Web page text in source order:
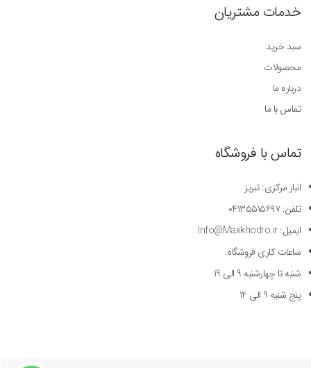
خدمات مشتریان
سبد خرید
محصولات
درباره ما
تماس با ما
تماس با فروشگاه
انبار مرکزی: تبریز
تلفن: ۰۴۱۳۵۵۱۵۶۹۷
ایمیل: Info@Maxkhodro.ir
ساعات کاری فروشگاه:
شنبه تا چهارشنبه 9 الی 19
پنج شنبه 9 الی 14